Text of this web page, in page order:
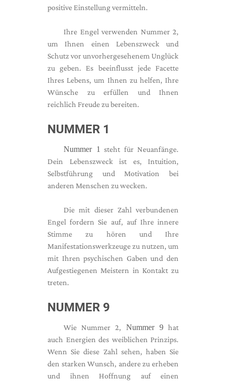
positive Einstellung vermitteln.
Ihre Engel verwenden Nummer 2,
um Ihnen einen Lebenszweck und
Schutz vor unvorhergesehenem Unglück
zu geben. Es beeinflusst jede Facette
Ihres Lebens, um Ihnen zu helfen, Ihre
Wünsche zu erfüllen und Ihnen
reichlich Freude zu bereiten.
NUMMER 1
Nummer 1
steht für Neuanfänge.
Dein Lebenszweck ist es, Intuition,
Selbstführung und Motivation bei
anderen Menschen zu wecken.
Die mit dieser Zahl verbundenen
Engel fordern Sie auf, auf Ihre innere
Stimme zu hören und Ihre
Manifestationswerkzeuge zu nutzen, um
mit Ihren psychischen Gaben und den
Aufgestiegenen Meistern in Kontakt zu
treten.
NUMMER 9
Wie Nummer 2, Nummer 9hat
auch Energien des weiblichen Prinzips.
Wenn Sie diese Zahl sehen, haben Sie
den starken Wunsch, andere zu erheben
und ihnen Hoffnung auf einen